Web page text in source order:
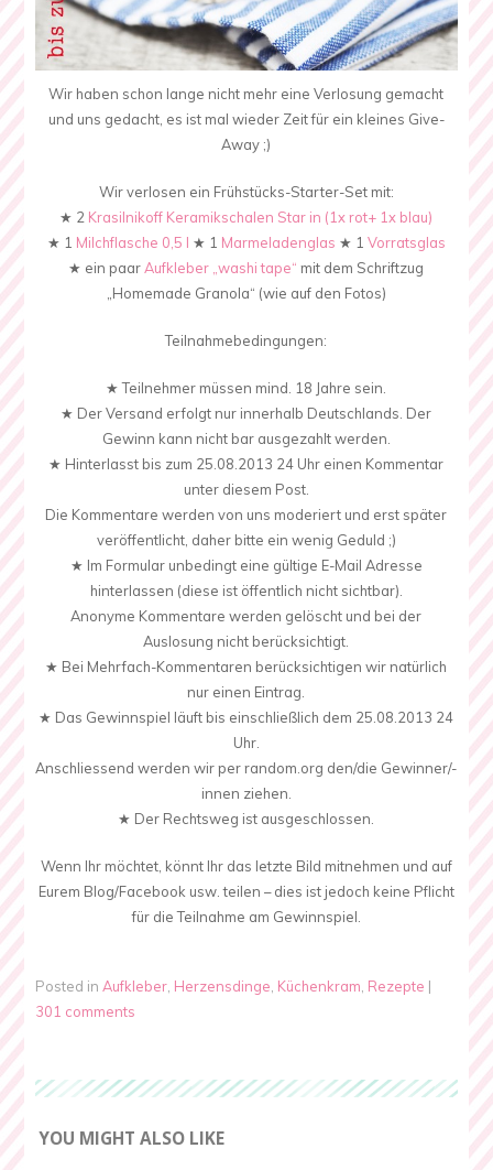
Wir haben schon lange nicht mehr eine Verlosung gemacht
und uns gedacht, es ist mal wieder Zeit für ein kleines Give-
Away ;)
Wir verlosen ein Frühstücks-Starter-Set mit:
★ 2 Krasilnikoff Keramikschalen Star in (1x rot+ 1x blau)
★ 1 Milchflasche 0,5 l ★ 1 Marmeladenglas ★ 1 Vorratsglas
★ ein paarAufkleber „washi tape“ mit dem Schriftzug
„Homemade Granola“ (wie auf den Fotos)
Teilnahmebedingungen:
★ Teilnehmer müssen mind. 18 Jahre sein.
★ Der Versand erfolgt nur innerhalb Deutschlands. Der
Gewinn kann nicht bar ausgezahlt werden.
★ Hinterlasst bis zum 25.08.2013 24 Uhr einen Kommentar
unter diesem Post.
Die Kommentare werden von uns moderiert und erst später
veröffentlicht, daher bitte ein wenig Geduld ;)
★ Im Formular unbedingt eine gültige E-Mail Adresse
hinterlassen (diese ist öffentlich nicht sichtbar).
Anonyme Kommentare werden gelöscht und bei der
Auslosung nicht berücksichtigt.
★ Bei Mehrfach-Kommentaren berücksichtigen wir natürlich
nur einen Eintrag.
★ Das Gewinnspiel läuft bis einschließlich dem 25.08.2013 24
Uhr.
Anschliessend werden wir per random.org den/die Gewinner/-
innen ziehen.
★ Der Rechtsweg ist ausgeschlossen.
Wenn Ihr möchtet, könnt Ihr das letzte Bild mitnehmen und auf
Eurem Blog/Facebook usw. teilen – dies ist jedoch keine Pflicht
für die Teilnahme am Gewinnspiel.
Posted inAufkleber, Herzensdinge, Küchenkram, Rezepte |
301 comments
YOU MIGHT ALSO LIKE